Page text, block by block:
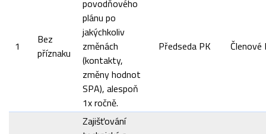
1
Bez
příznaku
povodňového
plánu po
jakýchkoliv
změnách
(kontakty,
změny hodnot
SPA), alespoň
1x ročně.
Předseda PK Členové
Zajišťování